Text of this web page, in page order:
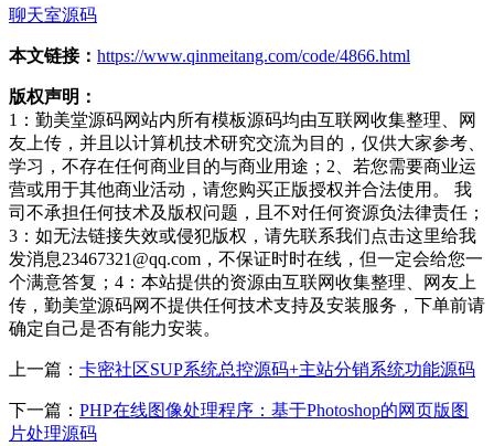
聊天室源码
本文链接： https://www.qinmeitang.com/code/4866.html
版权声明：
1：勤美堂源码网站内所有模板源码均由互联网收集整理、网
友上传，并且以计算机技术研究交流为目的，仅供大家参考、
学习，不存在任何商业目的与商业用途；2、若您需要商业运
营或用于其他商业活动，请您购买正版授权并合法使用。 我
司不承担任何技术及版权问题，且不对任何资源负法律责任；
3：如无法链接失效或侵犯版权，请先联系我们点击这里给我
发消息23467321@qq.com，不保证时时在线，但一定会给您一
个满意答复；4：本站提供的资源由互联网收集整理、网友上
传，勤美堂源码网不提供任何技术支持及安装服务，下单前请
确定自己是否有能力安装。
上一篇： 卡密社区SUP系统总控源码+主站分销系统功能源码
下一篇： PHP在线图像处理程序：基于Photoshop的网页版图
片处理源码